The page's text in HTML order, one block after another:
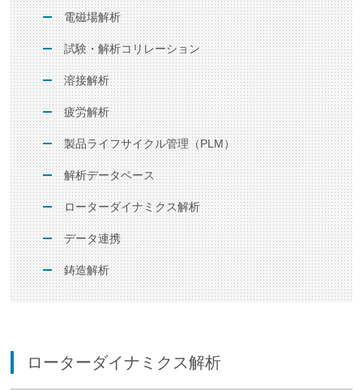
電磁場解析
試験・解析コリレーション
溶接解析
疲労解析
製品ライフサイクル管理（PLM）
解析データベース
ローターダイナミクス解析
データ連携
鋳造解析
ローターダイナミクス解析